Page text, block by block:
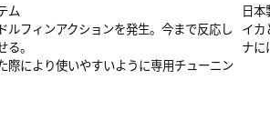
ム
ルフィンアクションを発生。今まで反応し
。
際により使いやすいように専用チューニン
日
イカ
ナに